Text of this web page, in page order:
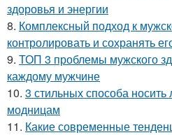
здоровья и энергии
8. Комплексный подход к
контролировать и сохранять
9. ТОП 3 проблемы мужского
каждому мужчине
10. 3 стильных способа носить
модницам
11. Какие современные